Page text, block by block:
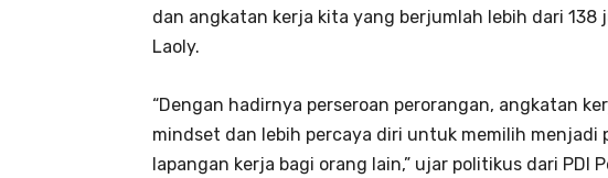
dan angkatan kerja kita yang berjumlah lebih dari 138
Laoly.
“Dengan hadirnya perseroan perorangan, angkatan
mindset dan lebih percaya diri untuk memilih menjadi
lapangan kerja bagi orang lain,” ujar politikus dari PDI